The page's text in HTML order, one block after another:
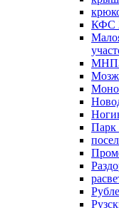
КФС
Парк